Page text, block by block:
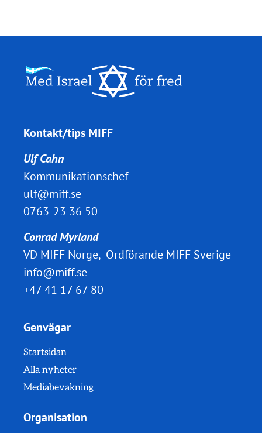
Kontakt/tips MIFF
Ulf Cahn
Kommunikationschef
ulf@miff.se
0763-23 36 50
Conrad Myrland
VD MIFF Norge, Ordförande MIFF Sverige
info@miff.se
+47 41 17 67 80
Genvägar
Startsidan
Alla nyheter
Mediabevakning
Organisation